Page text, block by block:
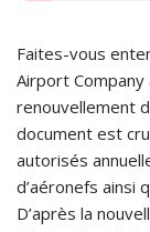
Faites-vous
Airport
renouvellement
document est
autorisés
d’aéronefs ainsi
D’après la